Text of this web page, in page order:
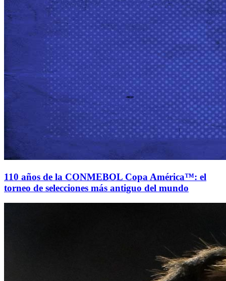
110 años de la CONMEBOL Copa América™: el
torneo de selecciones más antiguo del mundo